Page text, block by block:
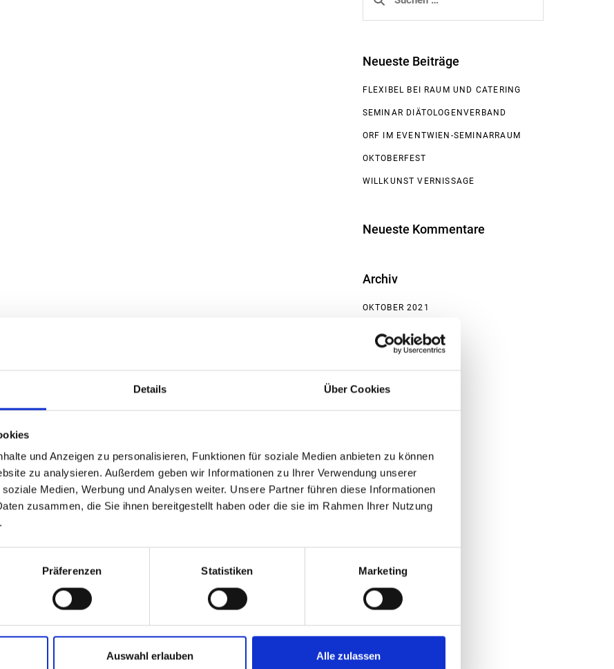
Details Über Cookies
und Anzeigen zu personalisieren, Funktionen für soziale Medien anbieten zu können
zu analysieren. Außerdem geben wir Informationen zu Ihrer Verwendung unserer
Medien, Werbung und Analysen weiter. Unsere Partner führen diese Informationen
zusammen, die Sie ihnen bereitgestellt haben oder die sie im Rahmen Ihrer Nutzung
Präferenzen Statistiken Marketing
Auswahl erlauben Alle zulassen
kamen über 100 interessierte Gäste. Natürlich wurde
Start am frühen Nachmittag bis tief in die Nacht gingen
Start von BIXPACK
nach:
Neueste Beiträge
FLEXIBEL BEI RAUM UND CATERING
SEMINAR DIÄTOLOGENVERBAND
ORF IM EVENTWIEN-SEMINARRAUM
OKTOBERFEST
WILLKUNST VERNISSAGE
Neueste Kommentare
Archiv
OKTOBER 2021
DEZEMBER 2019
Kategorien
Meta
ANMELDEN
EINTRAGS-FEED